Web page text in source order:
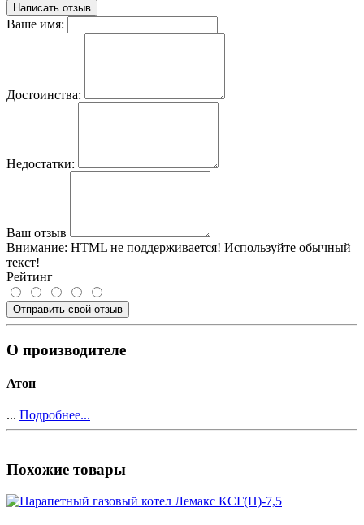
Написать отзыв
Ваше имя:
Достоинства:
Недостатки:
Ваш отзыв
Внимание: HTML не поддерживается! Используйте обычный
текст!
Рейтинг
Отправить свой отзыв
О производителе
Атон
... Подробнее...
Похожие товары